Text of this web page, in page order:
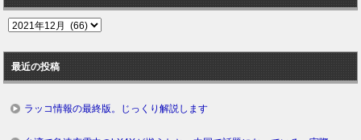
過
ロ
グ
最近の投稿
ラッコ情報の最終版。じっくり解説します